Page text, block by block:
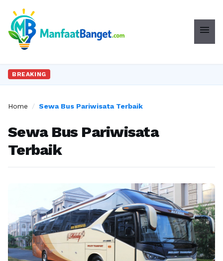
menu
BREAKING
Home / Sewa Bus Pariwisata Terbaik
Sewa Bus Pariwisata
Terbaik